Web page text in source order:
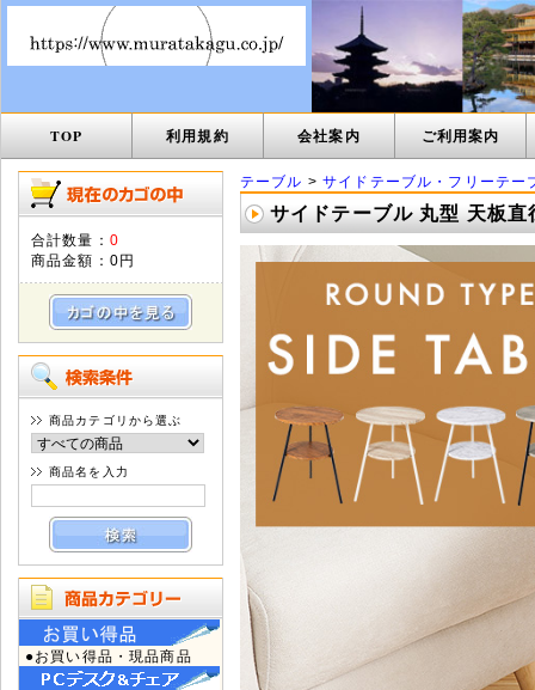
TOP 利用規約 会社案内 ご利用案内
合計数量： 0
商品金額： 0円
商品カテゴリから選ぶ
商品名を入力
●お買い得品・現品商品
テーブル >サイドテーブル・フリーテー
サイドテーブル 丸型 天板